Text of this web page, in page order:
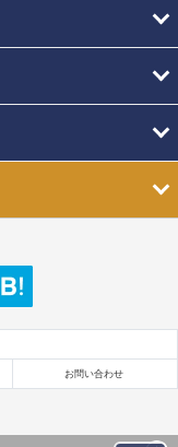
お問い合わせ